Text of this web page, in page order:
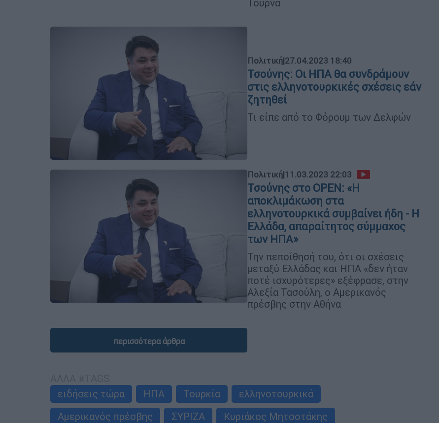
Τουρνά
Πολιτική|27.04.2023 18:40
Τσούνης: Οι ΗΠΑ θα συνδράμουν
στις ελληνοτουρκικές σχέσεις εάν
ζητηθεί
Τι είπε από το Φόρουμ των Δελφών
Πολιτική|11.03.2023 22:03
Τσούνης στο OPEN: «Η
αποκλιμάκωση στα
ελληνοτουρκικά συμβαίνει ήδη - Η
Ελλάδα, απαραίτητος σύμμαχος
των ΗΠΑ»
Την πεποίθησή του, ότι οι σχέσεις
μεταξύ Ελλάδας και ΗΠΑ «δεν ήταν
ποτέ ισχυρότερες» εξέφρασε, στην
Αλεξία Τασούλη, ο Αμερικανός
πρέσβης στην Αθήνα
περισσότερα άρθρα
ειδήσεις τώρα
ΗΠΑ Τουρκία
ελληνοτουρκικά
Αμερικανός πρέσβης
ΣΥΡΙΖΑ Κυριάκος Μητσοτάκης